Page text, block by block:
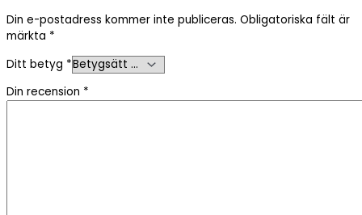
Din e-postadress kommer inte publiceras. Obligatoriska fält är
märkta *
Ditt betyg *
Din recension *